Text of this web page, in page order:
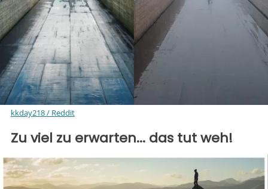
kkday218 / Reddit
Zu viel zu erwarten... das tut weh!